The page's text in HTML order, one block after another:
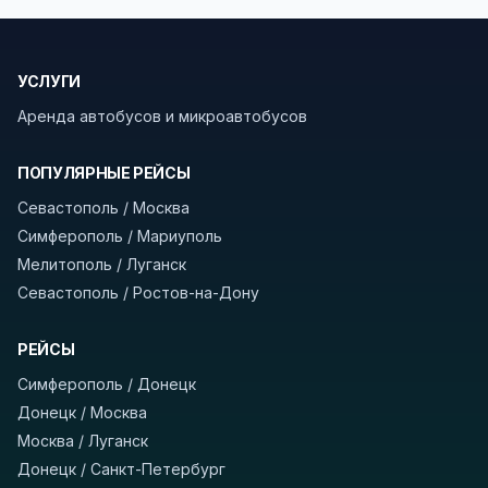
пересечения у оператора или в пограничной
службе.
В автобусах есть всё необходимое для
кондиционер, отопление, зарядка
устройств, вода, пледы. На больших
автобусах работают стюарды. У нас
скрытых платежейинаценки на билеты
печатать билет заранее не нужно.
Как забронировать билет?
отправления и прибытия, дату выезда и
нажмите «Найти рейсы». В списке рейсов
УСЛУГИ
Аренда автобусов и микроавтобусов
ПОПУЛЯРНЫЕ РЕЙСЫ
Севастополь / Москва
Симферополь / Мариуполь
Мелитополь / Луганск
Севастополь / Ростов-на-Дону
РЕЙСЫ
Симферополь / Донецк
Донецк / Москва
Москва / Луганск
Донецк / Санкт-Петербург